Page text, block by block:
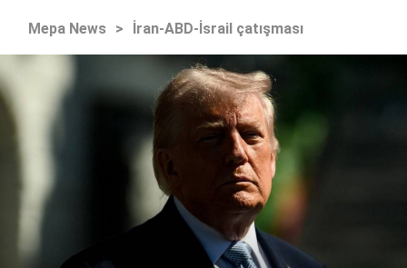
Mepa News > İran-ABD-İsrail çatışması